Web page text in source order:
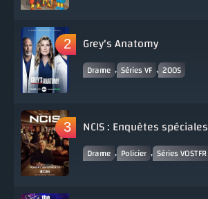
Grey's Anatomy
Drame , Séries VF , 2005
NCIS : Enquêtes spéciales
Drame , Policier , Séries VOSTFR